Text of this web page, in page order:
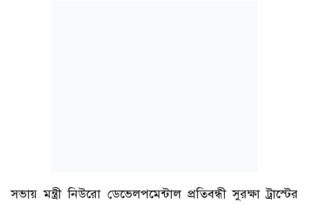
সভায় মন্ত্রী নিউরো ডেভেলপমেন্টাল প্রতিবন্ধী সুরক্ষা ট্রাস্টের